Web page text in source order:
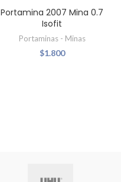
Portamina 2007 Mina 0.7
Isofit
Portaminas - Minas
$1.800